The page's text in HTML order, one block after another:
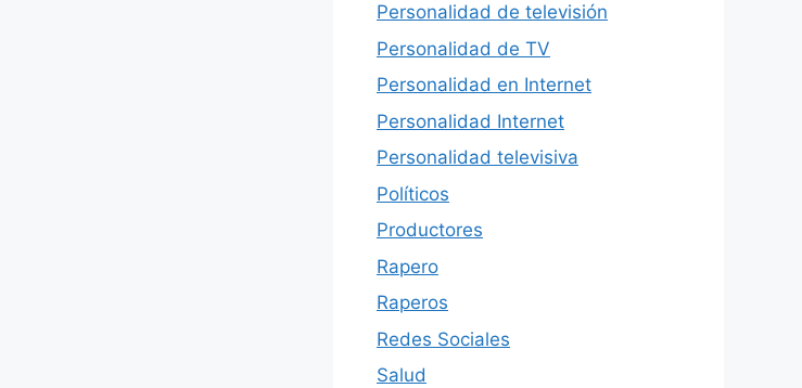
Personalidad de televisión
Personalidad de TV
Personalidad en Internet
Personalidad Internet
Personalidad televisiva
Políticos
Productores
Rapero
Raperos
Redes Sociales
Salud